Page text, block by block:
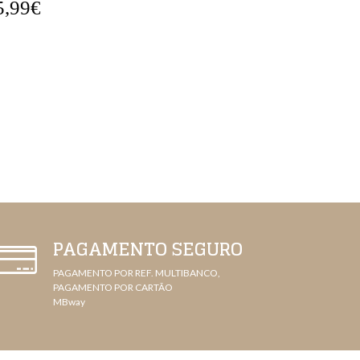
PAGAMENTO SEGURO
PAGAMENTO POR REF. MULTIBANCO,
PAGAMENTO POR CARTÃO
MBway